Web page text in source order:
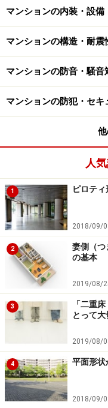
済む「便利」な場所
たいてい広いスペー
もたちの遊び場と化
さ」にムダを感じて
しかしながら、高級
上げになっていると
■ラウンジ
ラウンジもロビーと
ンションや高層マン
ら見える素晴らしい
びその客人で分かち
日常の雑事を済
コンビニ、フ
ー
マンションの規模が
届くような便利な共
マンションの内装・設備
マンションの構造・耐震
マンションの防音・騒音
マンションの防犯・セキ
人
1 ピロテ
2018/09/
2
妻側（つ
の基本
2019/08/
3
「二重
とって
2019/08/
4 平面形状
2018/09/